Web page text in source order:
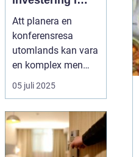
kunskap och
nätverk
Att planera en
konferensresa
utomlands kan vara
en komplex men
givande upplevelse
som öppnar up...
05 juli 2025